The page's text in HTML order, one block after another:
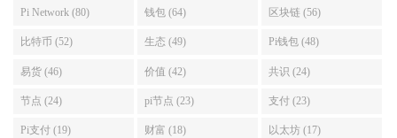
Pi Network (80) 钱包 (64) 区块链 (56)
比特币 (52) 生态 (49) Pi钱包 (48)
易货 (46) 价值 (42) 共识 (24)
节点 (24) pi节点 (23) 支付 (23)
Pi支付 (19) 财富 (18) 以太坊 (17)